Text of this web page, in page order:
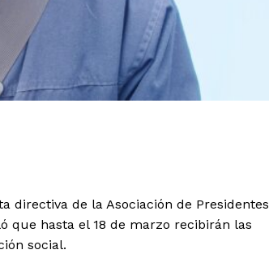
directiva de la Asociación de Presidentes
que hasta el 18 de marzo recibirán las
social.